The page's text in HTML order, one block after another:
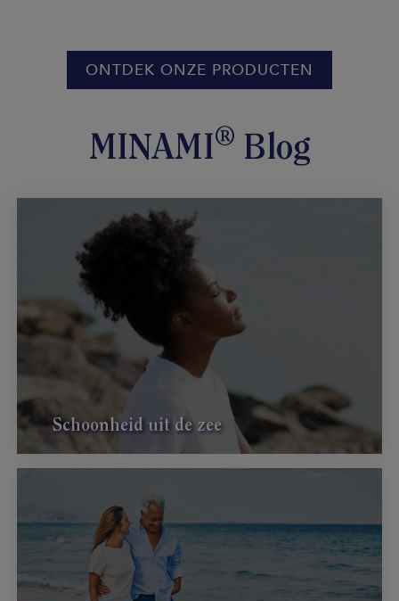
ONTDEK ONZE PRODUCTEN
MINAMI® Blog
Schoonheid uit de zee